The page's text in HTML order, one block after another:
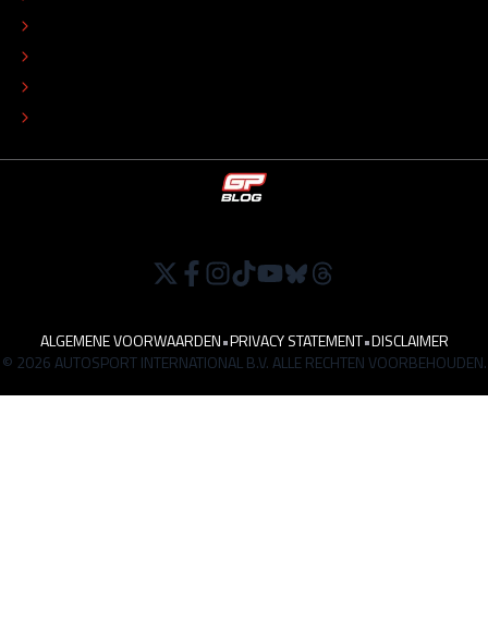
ALGEMENE VOORWAARDEN•PRIVACY STATEMENT•DISCLAIMER
© 2026 AUTOSPORT INTERNATIONAL B.V. ALLE RECHTEN VOORBEHOUDEN.